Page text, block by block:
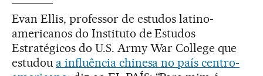
Evan Ellis, professor de estudos latino-
americanos do Instituto de Estudos
Estratégicos do U.S. Army War College que
estudou a influência chinesa no país centro-